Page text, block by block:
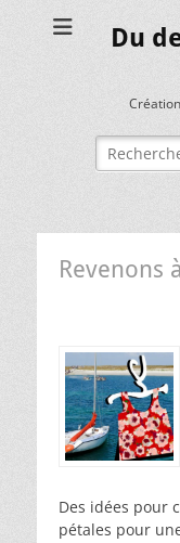
Du
Revenons
Des idées pour
pétales pour